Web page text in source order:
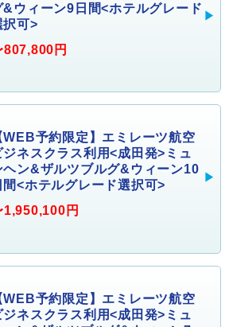
&ウィーン9日間<ホテルグレード
択可>
円
WEB予約限定】エミレーツ航空
ジネスクラス利用<成田発>ミュ
ヘン&ザルツブルグ&ウィーン10
間<ホテルグレード選択可>
円
WEB予約限定】エミレーツ航空
ジネスクラス利用<成田発>ミュ